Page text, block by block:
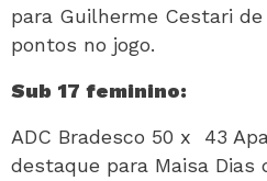
para Guilherme Cestari
pontos no jogo.
Sub 17 feminino:
ADC Bradesco 50 x 43
destaque para Maisa Dias